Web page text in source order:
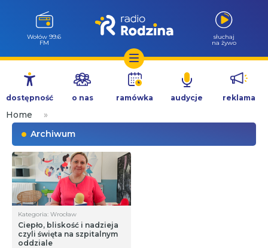
Przejdź
treści
Wołów 99.6
FM
słuchaj
na żywo
dostępność o nas ramówka audycje reklama
Home
»
Archiwum
Kategoria: Wrocław
Ciepło, bliskość i nadzieja
czyli święta na szpitalnym
oddziale